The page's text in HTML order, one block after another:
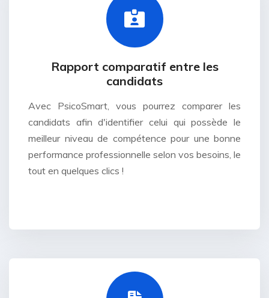
Rapport comparatif entre les
candidats
Avec PsicoSmart, vous pourrez comparer les
candidats afin d'identifier celui qui possède le
meilleur niveau de compétence pour une bonne
performance professionnelle selon vos besoins, le
tout en quelques clics !